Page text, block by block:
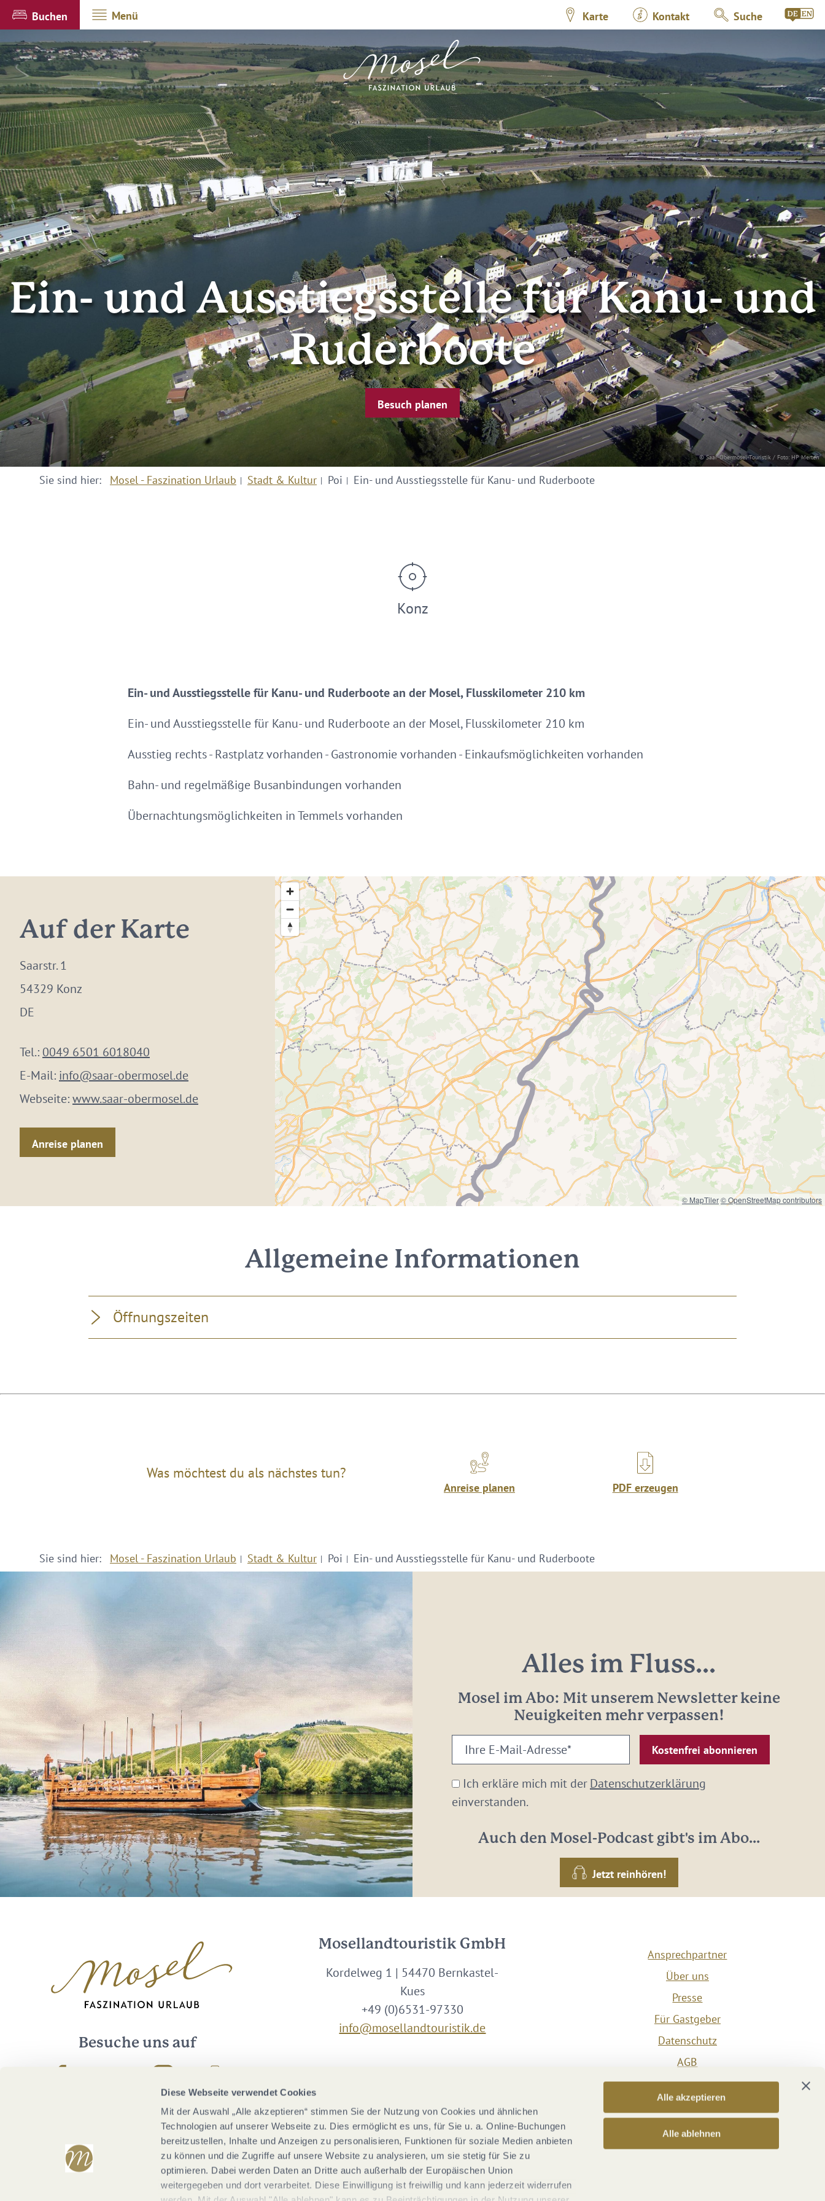
Diese Webseite verwendet Cookies
Mit der Auswahl „Alle akzeptieren“ stimmen Sie der Nutzung von Cookies und ähnlichen
Technologien auf unserer Webseite zu. Dies ermöglicht es uns, für Sie u. a. Online-Buchungen
bereitzustellen, Inhalte und Anzeigen zu personalisieren, Funktionen für soziale Medien anbieten
zu können und die Zugriffe auf unsere Website zu analysieren, um sie stetig für Sie zu
optimieren. Dabei werden Daten an Dritte auch außerhalb der Europäischen Union
weitergegeben und dort verarbeitet. Diese Einwilligung ist freiwillig und kann jederzeit widerrufen
Alle akzeptieren
Alle ablehnen
Buchen Menü Karte Kontakt Suche
© Saar-Obermosel-Touristik / Foto: HP Merten
Ein- und Ausstiegsstelle für Kanu- und
Ruderboote
Besuch planen
Sie sind hier: Mosel - Faszination Urlaub Stadt & Kultur Poi Ein- und Ausstiegsstelle für Kanu- und Ruderboote
Konz
Ein- und Ausstiegsstelle für Kanu- und Ruderboote an der Mosel, Flusskilometer 210 km
Ein- und Ausstiegsstelle für Kanu- und Ruderboote an der Mosel, Flusskilometer 210 km
Ausstieg rechts - Rastplatz vorhanden - Gastronomie vorhanden - Einkaufsmöglichkeiten vorhanden
Bahn- und regelmäßige Busanbindungen vorhanden
Übernachtungsmöglichkeiten in Temmels vorhanden
Auf der Karte
Saarstr. 1
54329 Konz
DE
Tel.: 0049 6501 6018040
E-Mail: info@saar-obermosel.de
Webseite:www.saar-obermosel.de
Anreise planen
© MapTiler© OpenStreetMap contributors
Allgemeine Informationen
Öffnungszeiten
Was möchtest du als nächstes tun?
Anreise planen PDF erzeugen
Sie sind hier: Mosel - Faszination Urlaub Stadt & Kultur Poi Ein- und Ausstiegsstelle für Kanu- und Ruderboote
Alles im Fluss...
Mosel im Abo: Mit unserem Newsletter keine
Neuigkeiten mehr verpassen!
Ihre
E-
Mail-
Adresse:
Ich erkläre mich mit derDatenschutzerklärung
einverstanden.
Auch den Mosel-Podcast gibt's im Abo...
Jetzt reinhören!
Besuche uns auf
Mosellandtouristik GmbH
Kordelweg 1 | 54470 Bernkastel-
Kues
+49 (0)6531-97330
info@mosellandtouristik.de
Ansprechpartner
Über uns
Presse
Für Gastgeber
Datenschutz
AGB
Impressum
Barrierefreiheit
Vertrag widerrufen
Versicherungsvertrag widerrufen